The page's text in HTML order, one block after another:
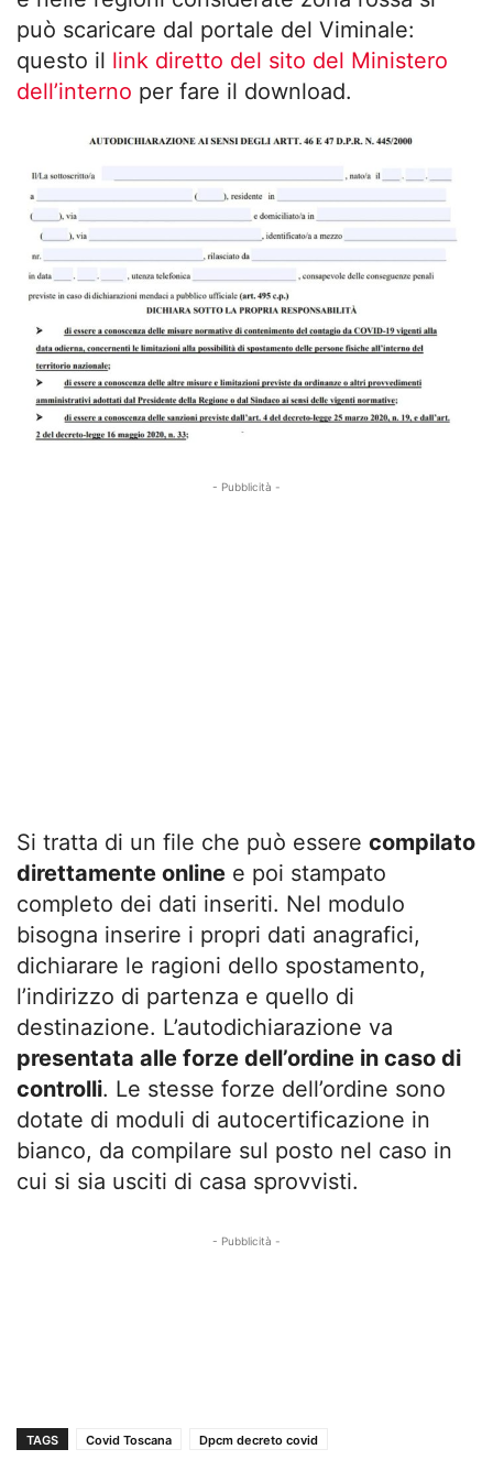
può scaricare dal portale del Viminale:
questo il link diretto del sito del Ministero
dell’interno per fare il download.
- Pubblicità -
Si tratta di un file che può essere compilato
direttamente online e poi stampato
completo dei dati inseriti. Nel modulo
bisogna inserire i propri dati anagrafici,
dichiarare le ragioni dello spostamento,
l’indirizzo di partenza e quello di
destinazione. L’autodichiarazione va
presentata alle forze dell’ordine in caso di
controlli. Le stesse forze dell’ordine sono
dotate di moduli di autocertificazione in
bianco, da compilare sul posto nel caso in
cui si sia usciti di casa sprovvisti.
- Pubblicità -
TAGS Covid Toscana Dpcm decreto covid